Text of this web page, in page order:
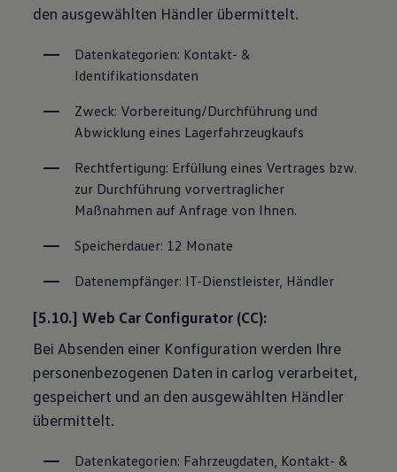
den ausgewählten Händler übermittelt.
Datenkategorien: Kontakt- &
Identifikationsdaten
Zweck: Vorbereitung/Durchführung und
Abwicklung eines Lagerfahrzeugkaufs
Rechtfertigung: Erfüllung eines Vertrages bzw.
zur Durchführung vorvertraglicher
Maßnahmen auf Anfrage von Ihnen.
Speicherdauer: 12 Monate
Datenempfänger: IT-Dienstleister, Händler
[5.10.] Web Car Configurator (CC):
Bei Absenden einer Konfiguration werden Ihre
personenbezogenen Daten in carlog verarbeitet,
gespeichert und an den ausgewählten Händler
übermittelt.
Datenkategorien: Fahrzeugdaten, Kontakt- &